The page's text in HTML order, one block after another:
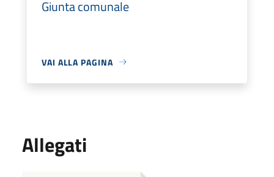
Giunta comunale
VAI ALLA PAGINA
Allegati